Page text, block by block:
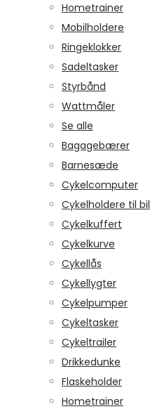
Hometrainer
Mobilholdere
Ringeklokker
Sadeltasker
Styrbånd
Wattmåler
Se alle
Bagagebærer
Barnesæde
Cykelcomputer
Cykelholdere til bil
Cykelkuffert
Cykelkurve
Cykellås
Cykellygter
Cykelpumper
Cykeltasker
Cykeltrailer
Drikkedunke
Flaskeholder
Hometrainer